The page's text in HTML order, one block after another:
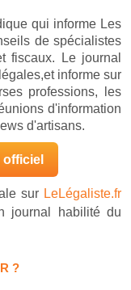
qui informe Les
de spécialistes
fiscaux. Le journal
informe sur
professions, les
d'information
d'artisans.
sur LeLégaliste.fr
journal habilité du
?